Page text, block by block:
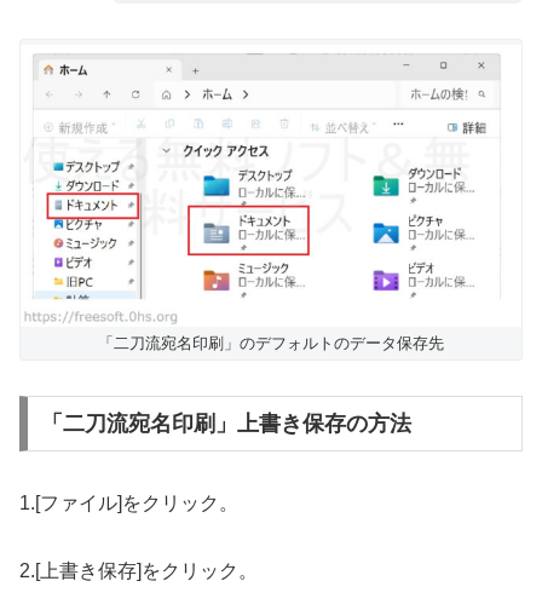
「二刀流宛名印刷」のデフォルトのデータ保存先
「二刀流宛名印刷」上書き保存の方法
1.[ファイル]をクリック。
2.[上書き保存]をクリック。